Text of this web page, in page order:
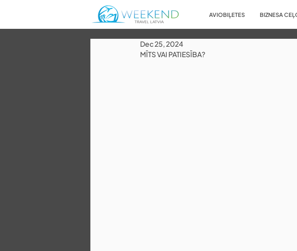
AVIOBIĻETES BIZNESA
Dec 25, 2024
MĪTS VAI PATIESĪBA?